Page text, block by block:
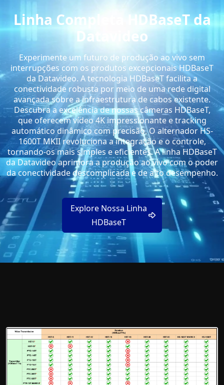
Linha Completa HDBaseT da
Datavideo
Experimente um futuro de produção ao vivo sem
interrupções com os produtos excepcionais HDBaseT
da Datavideo. A tecnologia HDBaseT facilita a
conectividade robusta por meio de uma rede digital
avançada sobre a infraestrutura de cabos existente.
Descubra a excelência de nossas câmeras HDBaseT,
que oferecem vídeo 4K impressionante e tracking
automático dinâmico com precisão. O alternador HS-
1600T MKII revoluciona a integração e o controle,
tornando-os mais simples e eficientes. A linha HDBaseT
da Datavideo aprimora a produção ao vivo com o poder
da conectividade descomplicada e de alto desempenho.
Explore Nossa Linha
HDBaseT